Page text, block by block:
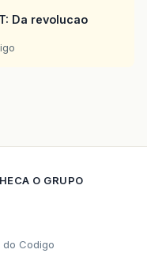
Da revolucao
O GRUPO
do Codigo